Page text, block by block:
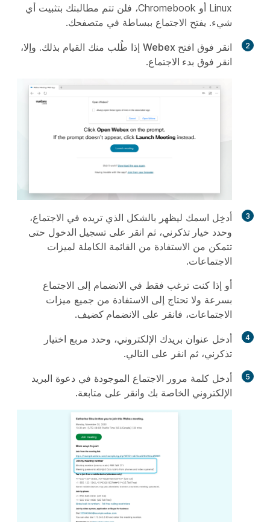
Linux أو Chromebook، فلن تتم مطالبتك بتثبيت أي
شيء. يفتح الاجتماع ببساطة في متصفحك.
2 انقر فوق افتح Webex إذا طُلب منك القيام بذلك. وإلا،
انقر فوق بدء الاجتماع.
3
أدخِل اسمك ليظهر بالشكل الذي تريده في الاجتماع،
وحدد خيار تذكرني، ثم انقر على تسجيل الدخول حتى
تتمكن من الاستفادة من القائمة الكاملة لميزات
الاجتماعات.
أو إذا كنت ترغب فقط في الانضمام إلى الاجتماع
بسرعة ولا تحتاج إلى الاستفادة من جميع ميزات
الاجتماعات، فانقر على الانضمام كضيف.
4
أدخل عنوان بريدك الإلكتروني، وحدد مربع اختيار
تذكرني، ثم انقر على التالي.
5
أدخل كلمة مرور الاجتماع الموجودة في دعوة البريد
الإلكتروني الخاصة بك وانقر على متابعة.